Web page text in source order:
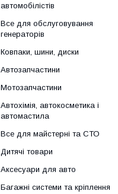
автомобілістів
Все для обслуговування
генераторів
Ковпаки, шини, диски
Автозапчастини
Мотозапчастини
Автохімія, автокосметика і
автомастила
Все для майстерні та СТО
Дитячі товари
Аксесуари для авто
Багажні системи та кріплення